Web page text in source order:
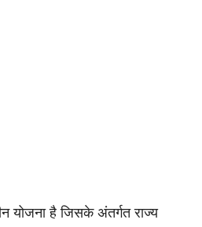
योजना है जिसके अंतर्गत राज्य